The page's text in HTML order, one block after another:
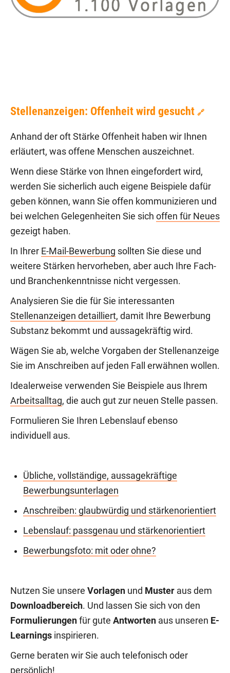
Stellenanzeigen: Offenheit wird gesucht 🔗
Anhand der oft Stärke Offenheit haben wir Ihnen
erläutert, was offene Menschen auszeichnet.
Wenn diese Stärke von Ihnen eingefordert wird,
werden Sie sicherlich auch eigene Beispiele dafür
geben können, wann Sie offen kommunizieren und
bei welchen Gelegenheiten Sie sich offen für Neues
gezeigt haben.
In Ihrer E-Mail-Bewerbung sollten Sie diese und
weitere Stärken hervorheben, aber auch Ihre Fach-
und Branchenkenntnisse nicht vergessen.
Analysieren Sie die für Sie interessanten
Stellenanzeigen detailliert, damit Ihre Bewerbung
Substanz bekommt und aussagekräftig wird.
Wägen Sie ab, welche Vorgaben der Stellenanzeige
Sie im Anschreiben auf jeden Fall erwähnen wollen.
Idealerweise verwenden Sie Beispiele aus Ihrem
Arbeitsalltag, die auch gut zur neuen Stelle passen.
Formulieren Sie Ihren Lebenslauf ebenso
individuell aus.
Übliche, vollständige, aussagekräftige
Bewerbungsunterlagen
Anschreiben: glaubwürdig und stärkenorientiert
Lebenslauf: passgenau und stärkenorientiert
Bewerbungsfoto: mit oder ohne?
Nutzen Sie unsere Vorlagen und Muster aus dem
Downloadbereich. Und lassen Sie sich von den
Formulierungen für gute Antworten aus unseren E-
Learnings inspirieren.
Gerne beraten wir Sie auch telefonisch oder
persönlich!